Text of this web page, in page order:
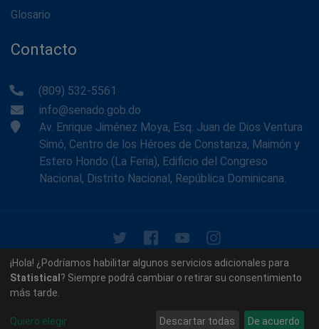
Glosario
Contacto
(809) 532-5561
info@senado.gob.do
Av. Enrique Jiménez Moya, Esq. Juan de Dios Ventura
Simó, Centro de los Héroes de Constanza, Maimón y
Estero Hondo (La Feria), Edificio del Congreso
Nacional, Distrito Nacional, República Dominicana.
© 2026 - Memoria Histórica del Senado de la República
Dominicana. Todos los derechos reservados.
¡Hola! ¿Podríamos habilitar algunos servicios adicionales para
Statistical ? Siempre podrá cambiar o retirar su consentimiento
más tarde.
Quiero elegir Descartar todas De acuerdo